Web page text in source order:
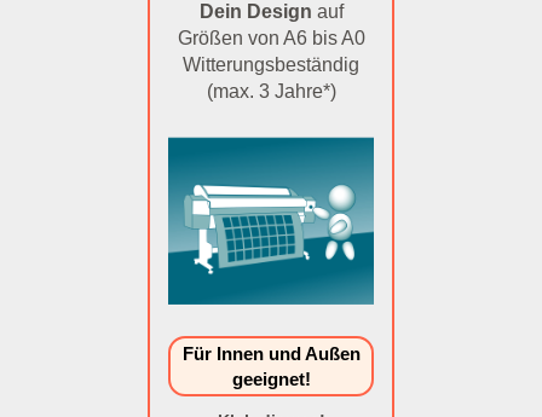
Dein Design auf
Größen von A6 bis A0
Witterungsbeständig
(max. 3 Jahre*)
Für Innen und Außen
geeignet!